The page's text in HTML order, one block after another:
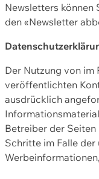
Newsletters können
den «Newsletter
Der Nutzung von im
veröffentlichten
ausdrücklich
Betreiber der
Schritte im Falle